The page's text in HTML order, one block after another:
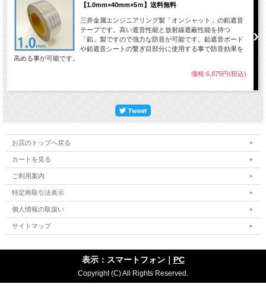
【1.0mm×40mm×5ｍ】送料無料
三井金属エンジニアリング製「オンシャット」の鉛遮音
テープです。高い遮音性能と放射線遮蔽性能を持つ
「鉛」製ですので強力な防音が可能です。鉛遮音ボード
や鉛遮音シートの繋ぎ目部分に使用する事で防音効果を
高める事が可能です。
価格:6,875円(税込)
お店のトップへ戻る
カートを見る
ご利用案内
特定商取引法表示
個人情報の取扱い
サイトマップ
表示：スマートフォン｜ PC
Copyright (C) All Rights Reserved.